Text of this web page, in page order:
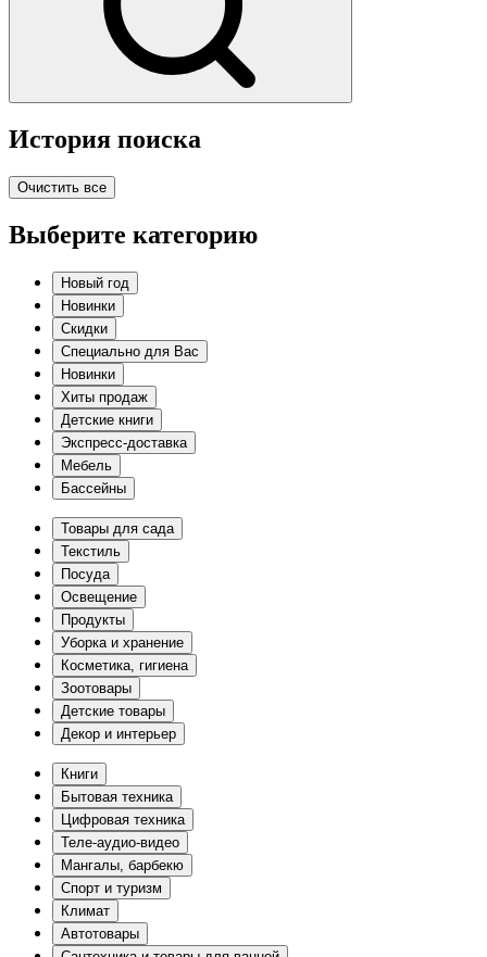
История поиска
Очистить все
Выберите категорию
Новый год
Новинки
Скидки
Специально для Вас
Новинки
Хиты продаж
Детские книги
Экспресс-доставка
Мебель
Бассейны
Товары для сада
Текстиль
Посуда
Освещение
Продукты
Уборка и хранение
Косметика, гигиена
Зоотовары
Детские товары
Декор и интерьер
Книги
Бытовая техника
Цифровая техника
Теле-аудио-видео
Мангалы, барбекю
Спорт и туризм
Климат
Автотовары